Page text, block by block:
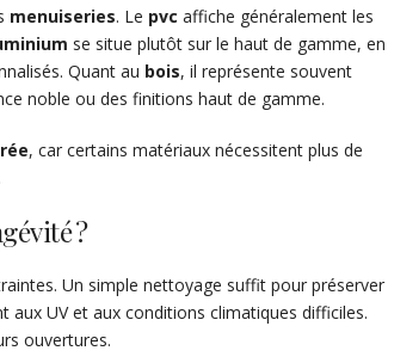
menuiseries. Le pvc affiche généralement les
se situe plutôt sur le haut de gamme, en
Quant au bois, il représente souvent
noble ou des finitions haut de gamme.
, car certains matériaux nécessitent plus de
?
Un simple nettoyage suffit pour préserver
UV et aux conditions climatiques difficiles.
ouvertures.